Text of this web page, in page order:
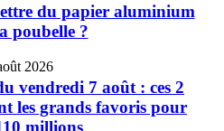
du papier aluminium
poubelle ?
2026
vendredi 7 août : ces 2
les grands favoris pour
millions